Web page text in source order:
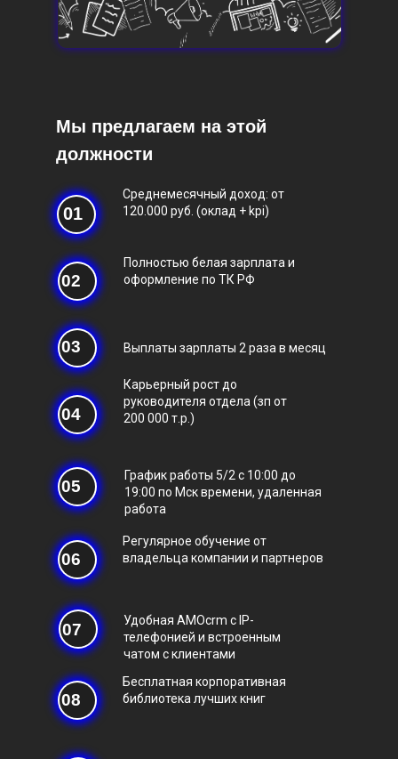
Мы предлагаем на этой
должности
Среднемесячный доход: от
120.000 руб. (оклад + kpi)
01
Полностью белая зарплата и
оформление по ТК РФ
02
Выплаты зарплаты 2 раза в месяц
03
Карьерный рост до
руководителя отдела (зп от
200 000 т.р.)
04
График работы 5/2 с 10:00 до
19:00 по Мск времени, удаленная
работа
05
Регулярное обучение от
владельца компании и партнеров
06
Удобная AMOcrm с IP-
телефонией и встроенным
чатом с клиентами
07
Бесплатная корпоративная
библиотека лучших книг
08